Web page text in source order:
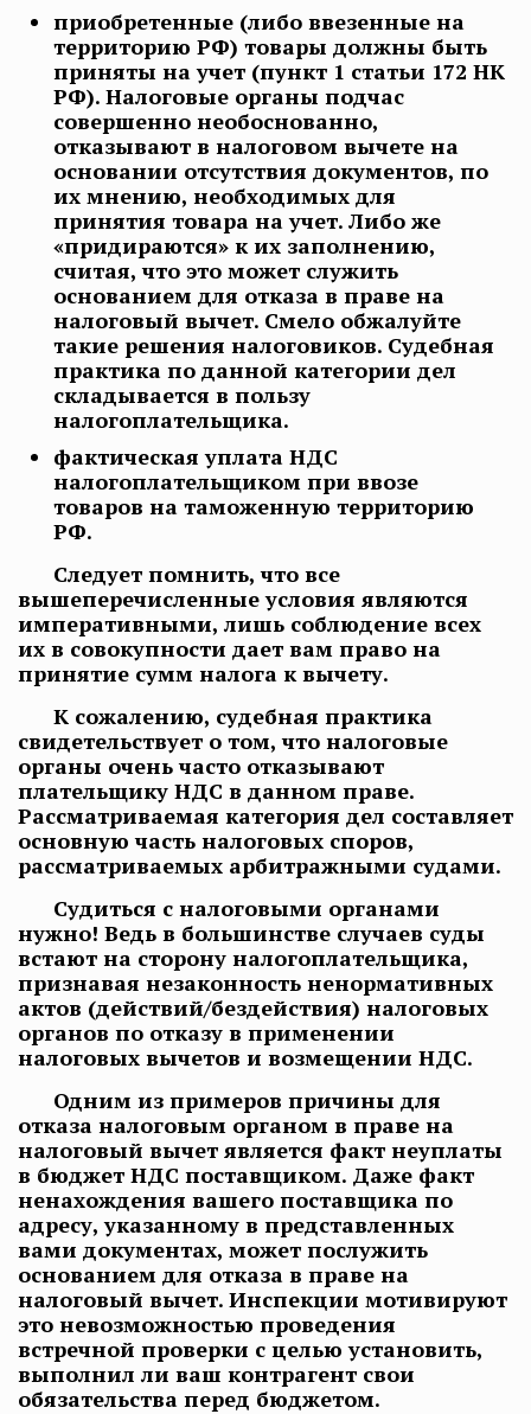
приобретенные (либо ввезенные на
территорию РФ) товары должны быть
приняты на учет (пункт 1 статьи 172 НК
РФ). Налоговые органы подчас
совершенно необоснованно,
отказывают в налоговом вычете на
основании отсутствия документов, по
их мнению, необходимых для
принятия товара на учет. Либо же
«придираются» к их заполнению,
считая, что это может служить
основанием для отказа в праве на
налоговый вычет. Смело обжалуйте
такие решения налоговиков. Судебная
практика по данной категории дел
складывается в пользу
налогоплательщика.
фактическая уплата НДС
налогоплательщиком при ввозе
товаров на таможенную территорию
РФ.
Следует помнить, что все
вышеперечисленные условия являются
императивными, лишь соблюдение всех
их в совокупности дает вам право на
принятие сумм налога к вычету.
К сожалению, судебная практика
свидетельствует о том, что налоговые
органы очень часто отказывают
плательщику НДС в данном праве.
Рассматриваемая категория дел составляет
основную часть налоговых споров,
рассматриваемых арбитражными судами.
Судиться с налоговыми органами
нужно! Ведь в большинстве случаев суды
встают на сторону налогоплательщика,
признавая незаконность ненормативных
актов (действий/бездействия) налоговых
органов по отказу в применении
налоговых вычетов и возмещении НДС.
Одним из примеров причины для
отказа налоговым органом в праве на
налоговый вычет является факт неуплаты
в бюджет НДС поставщиком. Даже факт
ненахождения вашего поставщика по
адресу, указанному в представленных
вами документах, может послужить
основанием для отказа в праве на
налоговый вычет. Инспекции мотивируют
это невозможностью проведения
встречной проверки с целью установить,
выполнил ли ваш контрагент свои
обязательства перед бюджетом.